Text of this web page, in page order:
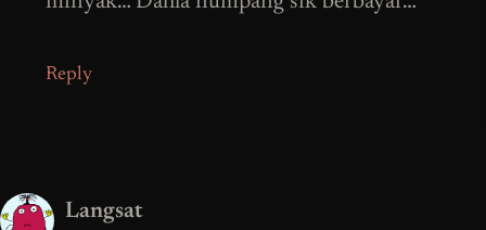
Reply
Langsat